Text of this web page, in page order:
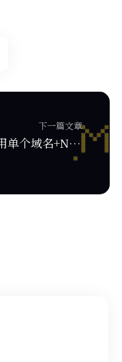
下一篇文章
使用单个域名+Nginx反代Halo和MetingAPI